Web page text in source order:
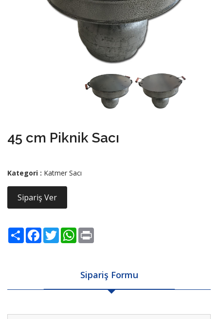
45 cm Piknik Sacı
Kategori : Katmer Sacı
Sipariş Ver
Share Facebook
TwitterWhatsApp
Sipariş Formu